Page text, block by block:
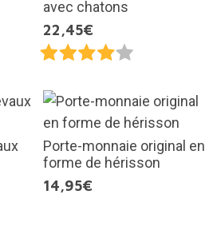
avec chatons
22,45€
Porte-monnaie original en
forme de hérisson
14,95€